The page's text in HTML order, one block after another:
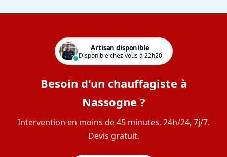
Artisan disponible
Disponible chez vous à 22h20
Besoin d'un chauffagiste à
Nassogne ?
Intervention en moins de 45 minutes, 24h/24, 7j/7.
Devis gratuit.